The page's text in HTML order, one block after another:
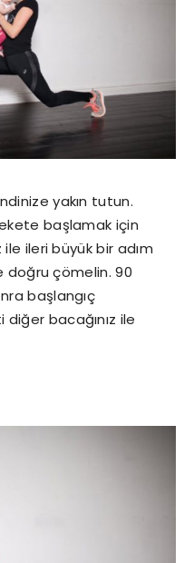
yakın tutun.
başlamak için
ile ileri büyük bir adım
doğru çömelin. 90
başlangıç
bacağınız ile